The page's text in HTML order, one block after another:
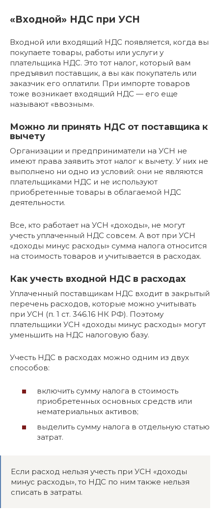
«Входной» НДС при УСН
Входной или входящий НДС появляется, когда вы
покупаете товары, работы или услуги у
плательщика НДС. Это тот налог, который вам
предъявил поставщик, а вы как покупатель или
заказчик его оплатили. При импорте товаров
тоже возникает входящий НДС — его еще
называют «ввозным».
Можно ли принять НДС от поставщика к
вычету
Организации и предприниматели на УСН не
имеют права заявить этот налог к вычету. У них не
выполнено ни одно из условий: они не являются
плательщиками НДС и не используют
приобретенные товары в облагаемой НДС
деятельности.
Все, кто работает на УСН «доходы», не могут
учесть уплаченный НДС совсем. А вот при УСН
«доходы минус расходы» сумма налога относится
на стоимость товаров и учитывается в расходах.
Как учесть входной НДС в расходах
Уплаченный поставщикам НДС входит в закрытый
перечень расходов, которые можно учитывать
при УСН (п. 1 ст. 346.16 НК РФ). Поэтому
плательщики УСН «доходы минус расходы» могут
уменьшить на НДС налоговую базу.
Учесть НДС в расходах можно одним из двух
способов:
включить сумму налога в стоимость
приобретенных основных средств или
нематериальных активов;
выделить сумму налога в отдельную статью
затрат.
Если расход нельзя учесть при УСН «доходы
минус расходы», то НДС по ним также нельзя
списать в затраты.